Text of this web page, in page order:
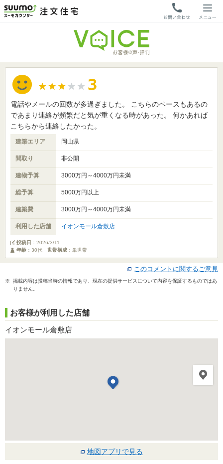
電話やメールの回数が多過ぎました。 こちらのペースもあるの
であまり連絡が頻繁だと気が重くなる時があった。 何かあれば
こちらから連絡したかった。
建築エリア 岡山県
間取り 非公開
建物予算 3000万円～4000万円未満
総予算 5000万円以上
建築費 3000万円～4000万円未満
利用した店舗 イオンモール倉敷店
投稿日 ： 2026/3/11
年齢 ：30代 世帯構成 ：単世帯
このコメントに関するご意見
※ 掲載内容は投稿当時の情報であり、現在の提供サービスについて内容を保証するものではあ
りません。
お客様が利用した店舗
イオンモール倉敷店
地図アプリで見る